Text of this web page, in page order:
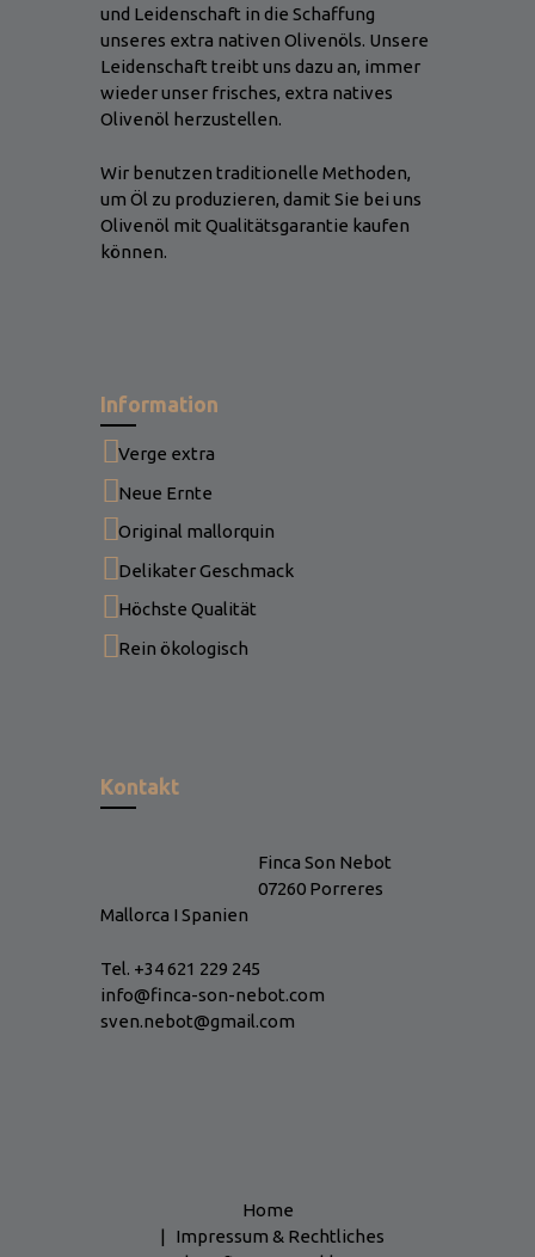
und Leidenschaft in die Schaffung
unseres extra nativen Olivenöls. Unsere
Leidenschaft treibt uns dazu an, immer
wieder unser frisches, extra natives
Olivenöl herzustellen.
Wir benutzen traditionelle Methoden,
um Öl zu produzieren, damit Sie bei uns
Olivenöl mit Qualitätsgarantie kaufen
können.
Information
Verge extra
Neue Ernte
Original mallorquin
Delikater Geschmack
Höchste Qualität
Rein ökologisch
Kontakt
Finca Son Nebot
07260 Porreres
Mallorca I Spanien
Tel. +34 621 229 245
info@finca-son-nebot.com
sven.nebot@gmail.com
Home
Impressum & Rechtliches